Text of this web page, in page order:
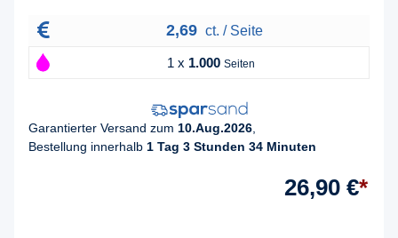
2,69 ct. / Seite
1 x 1.000 Seiten
Garantierter Versand zum 10.Aug.2026
Bestellung innerhalb 1 Tag 3 Stunden 34 Minuten
26,90 €*